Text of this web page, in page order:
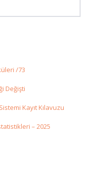
/73
Değişti
Kayıt Kılavuzu
– 2025